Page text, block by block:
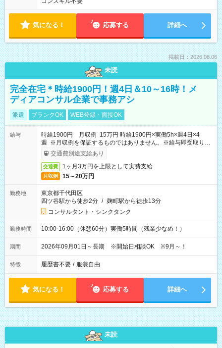
気になる！ 応募する 詳細へ
掲載日：2026.08.06
未読
完全在宅＊時給1900円！週4日＆10～16時！メ
ディアコンサル企業で事務アシ
派遣 ブランクOK WEB登録・面接OK
給与
時給1900円 月収例 15万円 時給1900円×実働5h×週4日×4
週 ※月収例を保証するものではありません。※給与即受取りサ
ービス利用可（利用条件有）
交通費別途支給あり
交通費 1ヶ月3万円を上限として実費支給
月収例 15～20万円
勤務地
東京都千代田区
四ツ谷駅から徒歩2分 / 麹町駅から徒歩13分
コンサルタント・シンクタンク
勤務時間 10:00-16:00（休憩60分）実働5時間（残業少なめ！）
期間 2026年09月01日～長期 ※開始日相談OK ※9月～！
特徴 履歴書不要 / 服装自由
気になる！ 応募する 詳細へ
未読